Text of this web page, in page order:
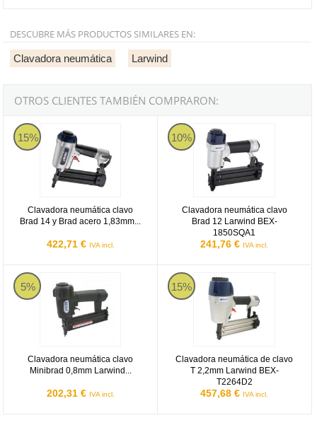
DESCUBRE MÁS PRODUCTOS SIMILARES EN:
Clavadora neumática Larwind
OTROS CLIENTES TAMBIÉN COMPRARON:
15%
Clavadora neumática clavo
Brad 14 y Brad acero 1,83mm...
422,71 € IVA incl.
Larwind BEX-B1650D1
10%
Clavadora neumática clavo
Brad 12 Larwind BEX-
1850SQA1
241,76 € IVA incl.
Larwind BEX-1850SQA1
5%
Clavadora neumática clavo
Minibrad 0,8mm Larwind...
202,31 € IVA incl.
Clavadora neumática clavo Minibrad 0,8mm Larwind BEX-
15%
Clavadora neumática de clavo
T 2,2mm Larwind BEX-
T2264D2
457,68 € IVA incl.
Larwind BEX-T2264D2